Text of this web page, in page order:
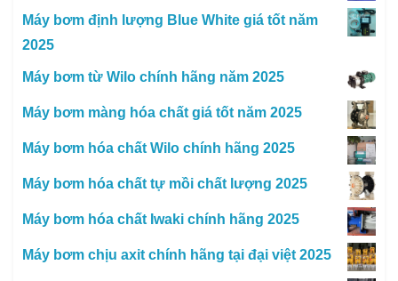
Máy bơm định lượng Blue White giá tốt năm
2025
Máy bơm từ Wilo chính hãng năm 2025
Máy bơm màng hóa chất giá tốt năm 2025
Máy bơm hóa chất Wilo chính hãng 2025
Máy bơm hóa chất tự mồi chất lượng 2025
Máy bơm hóa chất Iwaki chính hãng 2025
Máy bơm chịu axit chính hãng tại đại việt 2025